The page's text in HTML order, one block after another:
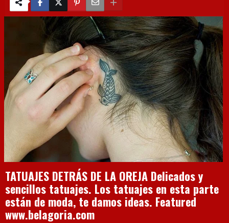
TATUAJES DETRÁS DE LA OREJA Delicados y
sencillos tatuajes. Los tatuajes en esta parte
están de moda, te damos ideas. Featured
www.belagoria.com